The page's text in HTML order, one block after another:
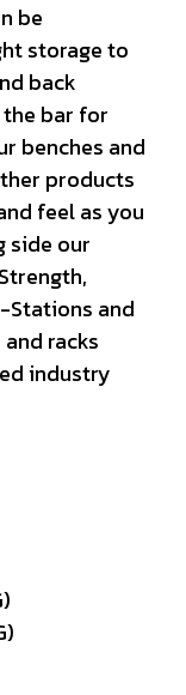
be
storage to
back
the bar for
benches and
products
feel as you
side our
Stations and
racks
industry